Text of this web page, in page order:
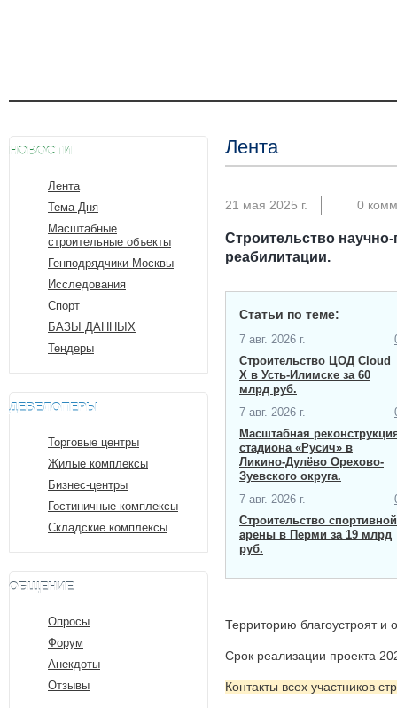
НОВОСТИ
Лента
Тема Дня
Масштабные
строительные объекты
Генподрядчики Москвы
Исследования
Спорт
БАЗЫ ДАННЫХ
Тендеры
ДЕВЕЛОПЕРЫ
Торговые центры
Жилые комплексы
Бизнес-центры
Гостиничные комплексы
Складские комплексы
ОБЩЕНИЕ
Опросы
Форум
Анекдоты
Отзывы
Лента
21 мая 2025 г. 0
Строительство
реабилитации.
Статьи по теме:
7 авг. 2026 г.
Строительство ЦОД Cloud
X в Усть-Илимске за 60
млрд руб.
7 авг. 2026 г.
Масштабная
стадиона «Русич» в
Ликино-Дулёво Орехово-
Зуевского округа.
7 авг. 2026 г.
Строительство спортивной
арены в Перми за 19 млрд
руб.
Территорию благоустроят и
Срок реализации проекта
Контакты всех участников